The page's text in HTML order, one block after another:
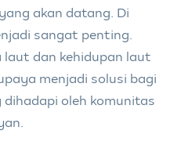
akan datang. Di
sangat penting.
laut dan kehidupan laut
menjadi solusi bagi
oleh komunitas